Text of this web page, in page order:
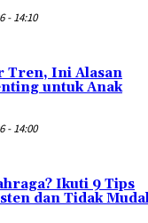
- 14:10
Tren, Ini Alasan
untuk Anak
- 14:00
Ikuti 9 Tips
dan Tidak